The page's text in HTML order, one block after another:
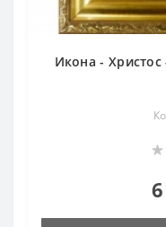
Икона - Христос